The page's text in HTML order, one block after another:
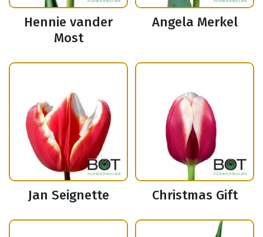
Hennie vander
Most
Angela Merkel
Jan Seignette Christmas Gift